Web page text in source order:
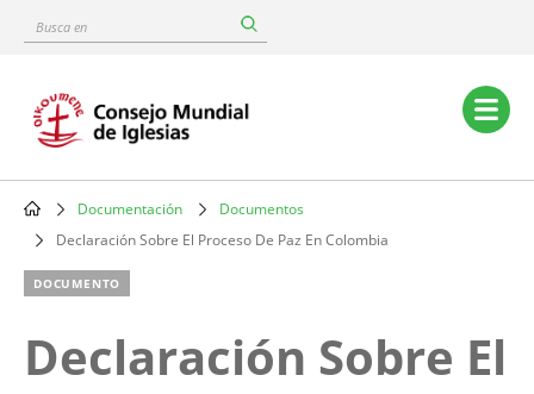
content
Busca
Main
navigation
Breadcrumb
Documentación
Documentos
Declaración Sobre El Proceso De Paz En Colombia
DOCUMENTO
Declaración Sobre El